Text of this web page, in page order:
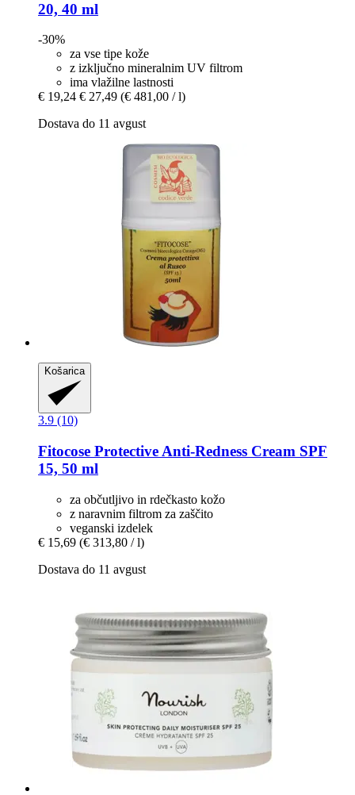
20, 40 ml
-30%
za vse tipe kože
z izključno mineralnim UV filtrom
ima vlažilne lastnosti
€ 19,24 € 27,49 (€ 481,00 / l)
Dostava do 11 avgust
Košarica
3.9 (10)
Fitocose Protective Anti-​Redness Cream SPF
15, 50 ml
za občutljivo in rdečkasto kožo
z naravnim filtrom za zaščito
veganski izdelek
€ 15,69 (€ 313,80 / l)
Dostava do 11 avgust